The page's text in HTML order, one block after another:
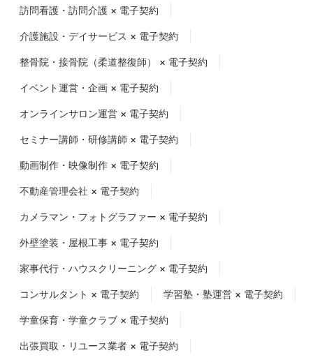
訪問看護・訪問介護 × 電子契約
介護施設・デイサービス × 電子契約
整骨院・接骨院（柔道整復師） × 電子契約
イベント運営・企画 × 電子契約
オンラインサロン運営 × 電子契約
セミナー講師・研修講師 × 電子契約
動画制作・映像制作 × 電子契約
不動産管理会社 × 電子契約
カメラマン・フォトグラファー × 電子契約
外壁塗装・屋根工事 × 電子契約
家事代行・ハウスクリーニング × 電子契約
コンサルタント × 電子契約 学習塾・塾運営 × 電子契約
学童保育・学童クラブ × 電子契約
出張買取・リユース業者 × 電子契約